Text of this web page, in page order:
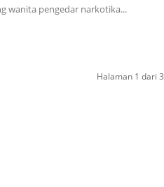
wanita pengedar narkotika...
Halaman 1 dari 3